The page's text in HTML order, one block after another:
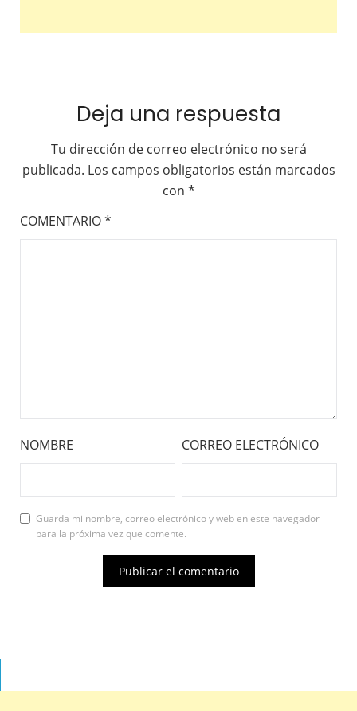
Deja una respuesta
Tu dirección de correo electrónico no será
publicada. Los campos obligatorios están marcados
con *
COMENTARIO*
NOMBRE CORREO ELECTRÓNICO
Guarda mi nombre, correo electrónico y web en este navegador
para la próxima vez que comente.